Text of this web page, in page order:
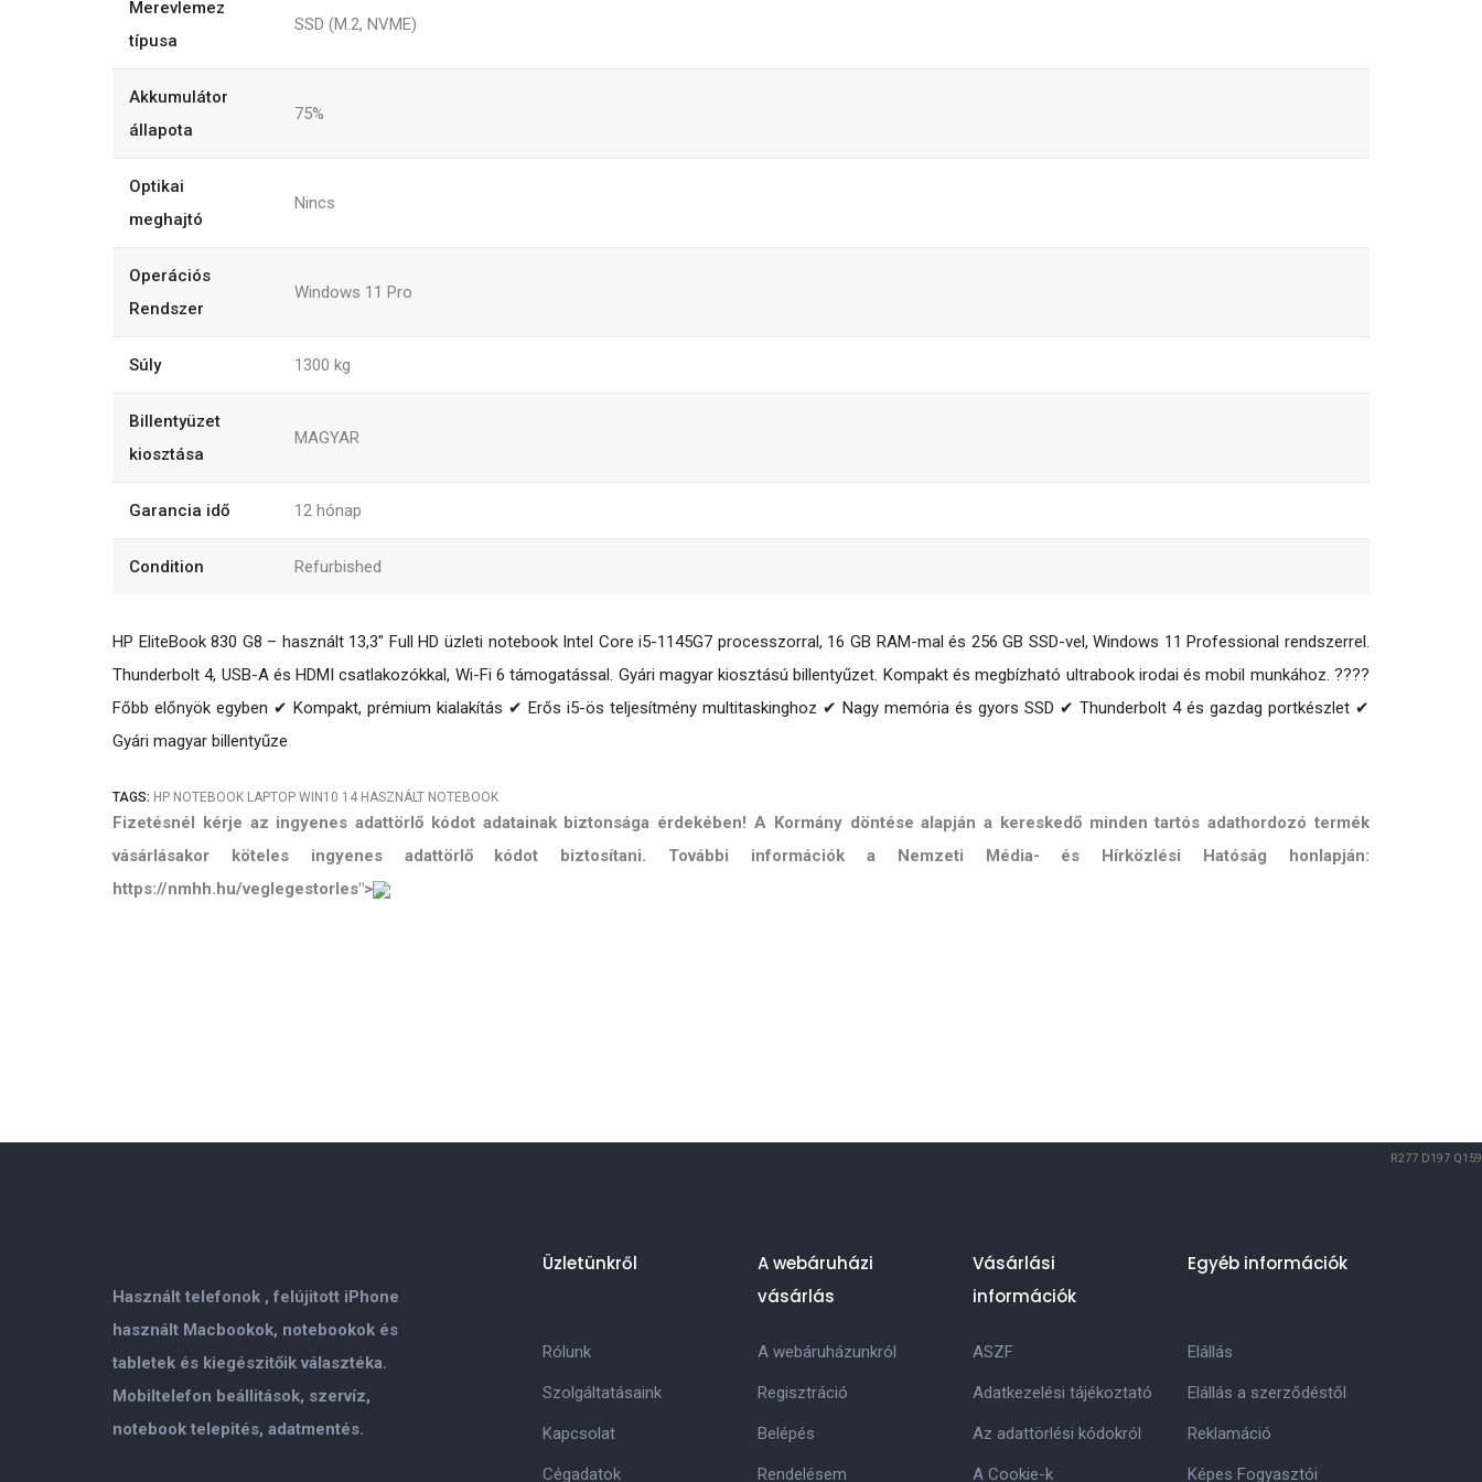
Merevlemez
típusa
SSD (M.2, NVME)
Akkumulátor
állapota
75%
Optikai
meghajtó
Nincs
Operációs
Rendszer
Windows 11 Pro
Súly 1300 kg
Billentyüzet
kiosztása
MAGYAR
Garancia idő 12 hónap
Condition Refurbished
HP EliteBook 830 G8 – használt 13,3″ Full HD üzleti notebook Intel Core i5-1145G7 processzorral, 16 GB RAM-mal és 256 GB SSD-vel, Windows 11 Professional rendszerrel.
Thunderbolt 4, USB-A és HDMI csatlakozókkal, Wi-Fi 6 támogatással. Gyári magyar kiosztású billentyűzet. Kompakt és megbízható ultrabook irodai és mobil munkához. ????
Főbb előnyök egyben ✔ Kompakt, prémium kialakítás ✔ Erős i5-ös teljesítmény multitaskinghoz ✔ Nagy memória és gyors SSD ✔ Thunderbolt 4 és gazdag portkészlet ✔
Gyári magyar billentyűze
TAGS: HP NOTEBOOK LAPTOP WIN10 14 HASZNÁLT NOTEBOOK
Fizetésnél kérje az ingyenes adattörlő kódot adatainak biztonsága érdekében! A Kormány döntése alapján a kereskedő minden tartós adathordozó termék
vásárlásakor köteles ingyenes adattörlő kódot biztosítani. További információk a Nemzeti Média- és Hírközlési Hatóság honlapján:
https://nmhh.hu/veglegestorles">
R277 D197 Q159
Használt telefonok , felújitott iPhone
használt Macbookok, notebookok és
tabletek és kiegészitőik választéka.
Mobiltelefon beállitások, szervíz,
notebook telepités, adatmentés.
Üzletünkről
Rólunk
Szolgáltatásaink
Kapcsolat
Cégadatok
A webáruházi
vásárlás
A webáruházunkról
Regisztráció
Belépés
Rendelésem
Vásárlási
információk
ASZF
Adatkezelési tájékoztató
Az adattörlési kódokról
A Cookie-k
Egyéb információk
Elállás
Elállás a szerződéstől
Reklamáció
Képes Fogyasztói